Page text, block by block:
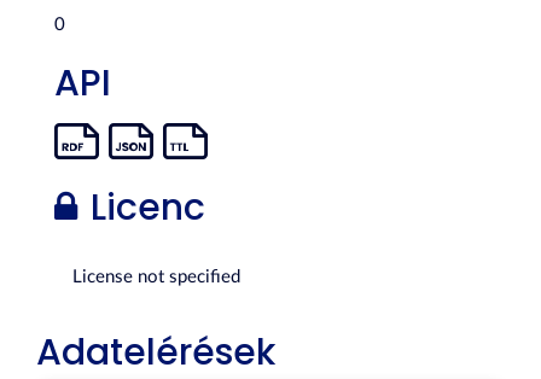
0
API
Licenc
License not specified
Adatelérések